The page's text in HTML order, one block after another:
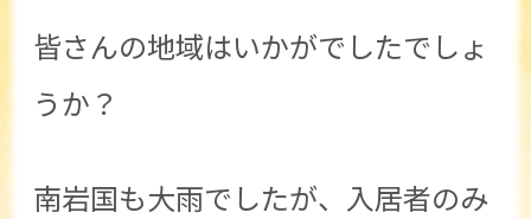
皆さんの地域はいかがでしたでしょ
うか？
南岩国も大雨でしたが、入居者のみ